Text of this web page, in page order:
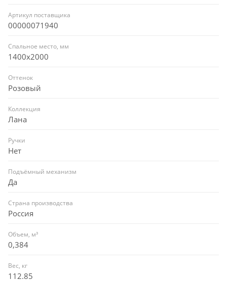
Артикул поставщика
00000071940
Спальное место, мм
1400x2000
Оттенок
Розовый
Коллекция
Лана
Ручки
Нет
Подъёмный механизм
Да
Страна производства
Россия
Объем, м³
0,384
Вес, кг
112.85